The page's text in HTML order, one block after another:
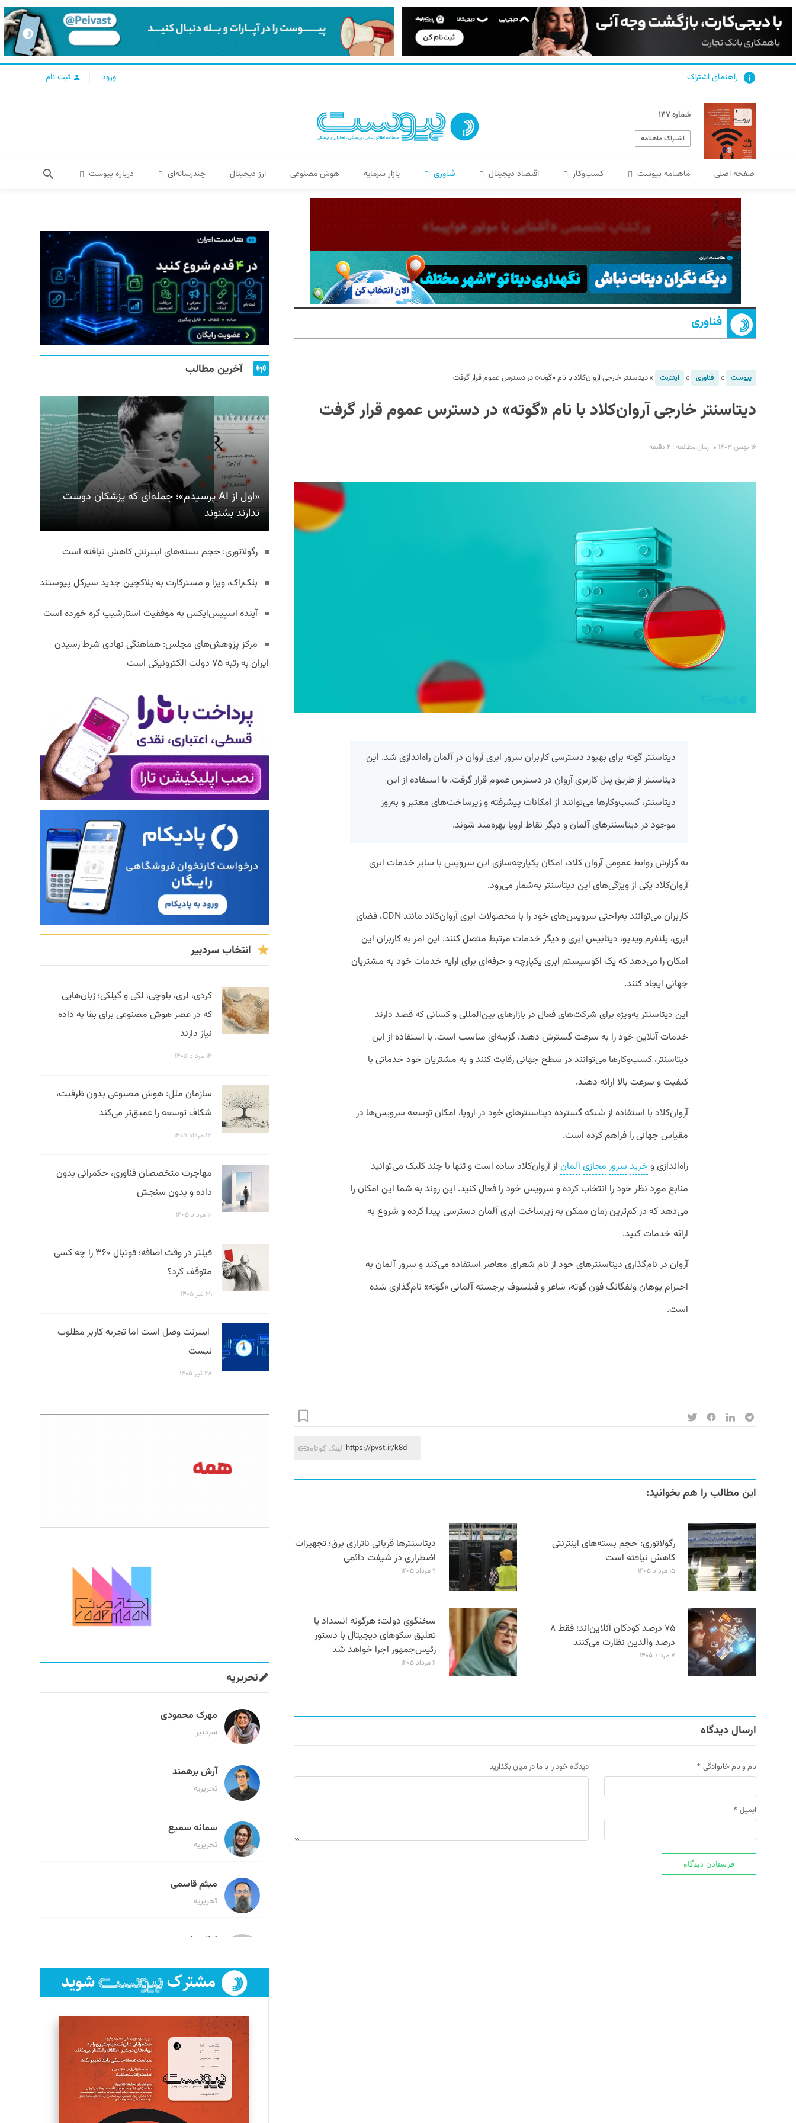
راهنمای اشتراک ورود ثبت نام
شماره ۱۴۷
اشتراک ماهنامه
صفحه اصلی ماهنامه پیوست کسب‌و‌کار اقتصاد دیجیتال فناوری بازار سرمایه هوش مصنوعی ارز دیجیتال چندرسانه‌ای درباره پیوست
فناوری
پیوست » فناوری » اینترنت »دیتاسنتر خارجی آروان‌کلاد با نام «گوته» در دسترس عموم قرار گرفت
دیتاسنتر خارجی آروان‌کلاد با نام «گوته» در دسترس عموم قرار گرفت
۱۶ بهمن ۱۴۰۳ زمان مطالعه : ۲ دقیقه
دیتاسنتر گوته برای بهبود دسترسی کاربران سرور ابری آروان در آلمان راه‌اندازی شد. این
دیتاسنتر از طریق پنل کاربری آروان در دسترس عموم قرار گرفت. با استفاده از این
دیتاسنتر، کسب‌وکارها می‌توانند از امکانات پیشرفته و زیرساخت‌های معتبر و به‌روز
موجود در دیتاسنترهای آلمان و دیگر نقاط اروپا بهره‌مند شوند.
به گزارش روابط عمومی آروان کلاد، امکان یکپارچه‌سازی این سرویس با سایر خدمات ابری
آروان‌کلاد یکی از ویژگی‌های این دیتاسنتر به‌شمار می‌رود.
کاربران می‌توانند به‌راحتی سرویس‌های خود را با محصولات ابری آروان‌کلاد مانند CDN، فضای
ابری، پلتفرم ویدیو، دیتابیس ابری و دیگر خدمات مرتبط متصل کنند. این امر به کاربران این
امکان را می‌دهد که یک اکوسیستم ابری یکپارچه و حرفه‌ای برای ارایه خدمات خود به مشتریان
جهانی ایجاد کنند.
این دیتاسنتر به‌ویژه برای شرکت‌های فعال در بازارهای بین‌المللی و کسانی که قصد دارند
خدمات آنلاین خود را به سرعت گسترش دهند، گزینه‌ای مناسب است. با استفاده از این
دیتاسنتر، کسب‌وکارها می‌توانند در سطح جهانی رقابت کنند و به مشتریان خود خدماتی با
کیفیت و سرعت بالا ارائه دهند.
آروان‌کلاد با استفاده از شبکه‌ گسترده‌‌ دیتاسنترهای خود در اروپا، امکان توسعه‌ سرویس‌ها در
مقیاس جهانی را فراهم کرده است.
راه‌اندازی و خرید سرور مجازیآلمان از آروان‌کلاد ساده است و تنها با چند کلیک می‌توانید
منابع مورد نظر خود را انتخاب کرده و سرویس خود را فعال کنید. این روند به شما این امکان را
می‌دهد که در کم‌ترین زمان ممکن به زیرساخت ابری آلمان دسترسی پیدا کرده و شروع به
ارائه خدمات کنید.
آروان در نام‌‌گذاری دیتاسنترهای خود از نام شعرای معاصر استفاده می‌کند و سرور آلمان به
احترام یوهان ولفگانگ فون گوته، شاعر و فیلسوف برجسته‌ آلمانی «گوته» نام‌گذاری شده
است.
لینک کوتاه https://pvst.ir/k8d
این مطالب را هم بخوانید:
رگولاتوری: حجم بسته‌های اینترنتی
کاهش نیافته است
۱۵ مرداد ۱۴۰۵
دیتاسنترها قربانی ناترازی برق؛ تجهیزات
اضطراری در شیفت دائمی
۹ مرداد ۱۴۰۵
۷۵ درصد کودکان آنلاین‌اند؛ فقط ۸
درصد والدین نظارت می‌کنند
۷ مرداد ۱۴۰۵
سخنگوی دولت: هرگونه انسداد یا
تعلیق سکوهای دیجیتال با دستور
رئیس‌جمهور اجرا خواهد شد
۶ مرداد ۱۴۰۵
ارسال دیدگاه
نام و نام خانوادگی *
ایمیل *
دیدگاه خود را با ما در میان بگذارید
آخرین مطالب
«اول از AI پرسیدم»؛ جمله‌ای که پزشکان دوست
ندارند بشنوند
رگولاتوری: حجم بسته‌های اینترنتی کاهش نیافته است
بلک‌راک، ویزا و مسترکارت به بلاکچین جدید سیرکل پیوستند
آینده اسپیس‌ایکس به موفقیت استارشیپ گره خورده است
مرکز پژوهش‌های مجلس: هماهنگی نهادی شرط رسیدن
ایران به رتبه ۷۵ دولت الکترونیکی است
انتخاب سردبیر
کردی، لری، بلوچی، لکی و گیلکی؛ زبان‌هایی
که در عصر هوش مصنوعی برای بقا به داده
نیاز دارند
۱۴ مرداد ۱۴۰۵
سازمان ملل: هوش مصنوعی بدون ظرفیت،
شکاف توسعه را عمیق‌تر می‌کند
۱۳ مرداد ۱۴۰۵
مهاجرت متخصصان فناوری، حکمرانی بدون
داده و بدون سنجش
۱۰ مرداد ۱۴۰۵
فیلتر در وقت اضافه؛ فوتبال ۳۶۰ را چه کسی
متوقف کرد؟
۳۱ تیر ۱۴۰۵
اینترنت وصل است اما تجربه کاربر مطلوب
نیست
۲۸ تیر ۱۴۰۵
تحریریه
مهرک محمودی
سردبیر
آرش برهمند
تحریریه
سمانه سمیع
تحریریه
میثم قاسمی
تحریریه
لیلا حنارود
فائزه فتحی رستمی
تحریریه
سروش کرمیان
تحریریه
مینا پاکدل